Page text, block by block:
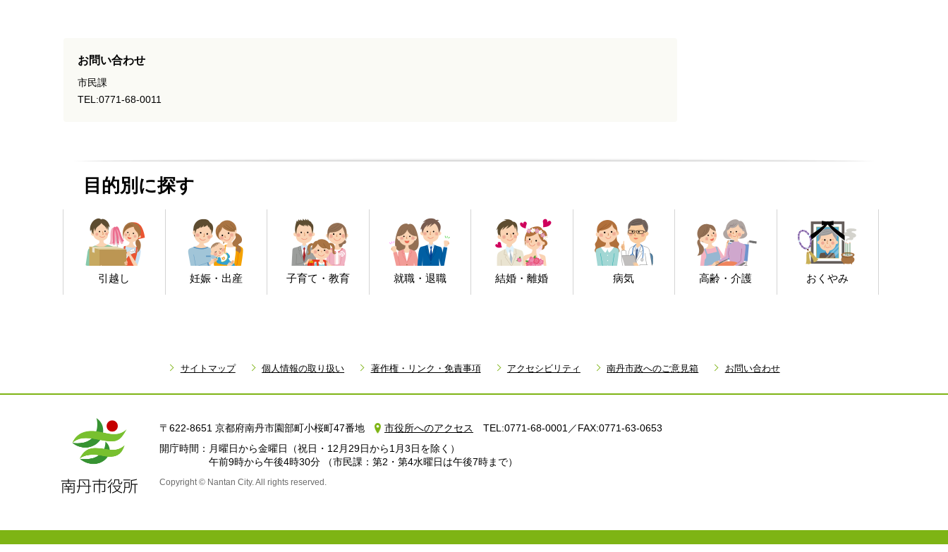
お問い合わせ
市民課
TEL:0771-68-0011
目的別に探す
引越し 妊娠・出産 子育て・教育 就職・退職 結婚・離婚 病気 高齢・介護 おくやみ
サイトマップ 個人情報の取り扱い 著作権・リンク・免責事項 アクセシビリティ 南丹市政へのご意見箱 お問い合わせ
〒622-8651 京都府南丹市園部町小桜町47番地 市役所へのアクセス
TEL:0771-68-0001／FAX:0771-63-0653
開庁時間
月曜日から金曜日
（祝日・12月29日から1月3日を除く）
午前9時から午後4時30分
（市民課：第2・第4水曜日は午後7時まで）
Copyright © Nantan City. All rights reserved.